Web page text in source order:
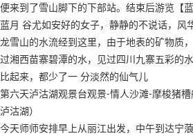
便来到了雪山脚下的下部站。结束后游览【
蓝月 谷尤如安好的女子，静静的不说话，风
龙雪山的水流经到这里，由于地表的矿物质
过湘西苗寨碧潭的水，见过四川九寨五彩的
比起来，都少了一 分淡然的仙气儿
第六天泸沽湖观景台观景-情人沙滩-摩梭猪
泸沽湖）
今天师师安排早上从丽江出发，中午到达宁